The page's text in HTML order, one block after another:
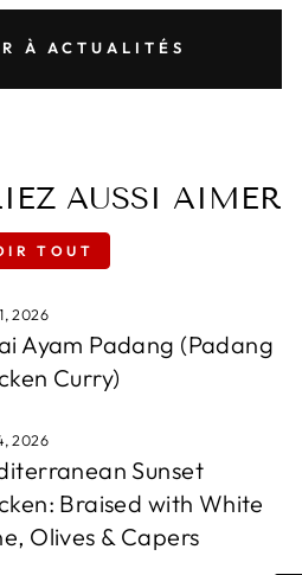
À ACTUALITÉS
AUSSI AIMER
TOUT
2026
Ayam Padang (Padang
Curry)
2026
Sunset
Braised with White
Olives & Capers